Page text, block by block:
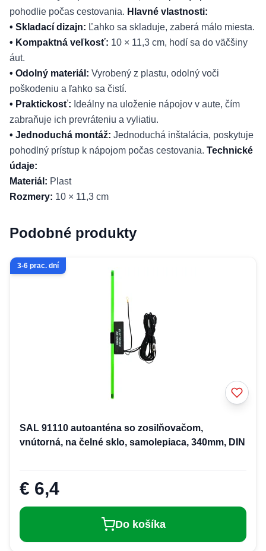
pohodlie počas cestovania. Hlavné vlastnosti:
• Skladací dizajn: Ľahko sa skladuje, zaberá málo miesta.
• Kompaktná veľkosť: 10 × 11,3 cm, hodí sa do väčšiny
áut.
• Odolný materiál: Vyrobený z plastu, odolný voči
poškodeniu a ľahko sa čistí.
• Praktickosť: Ideálny na uloženie nápojov v aute, čím
zabraňuje ich prevráteniu a vyliatiu.
• Jednoduchá montáž: Jednoduchá inštalácia, poskytuje
pohodlný prístup k nápojom počas cestovania. Technické
údaje:
Materiál: Plast
Rozmery: 10 × 11,3 cm
Podobné produkty
3-6 prac. dní
SAL 91110 autoanténa so zosilňovačom,
vnútorná, na čelné sklo, samolepiaca, 340mm, DIN
€ 6,4
Do košíka